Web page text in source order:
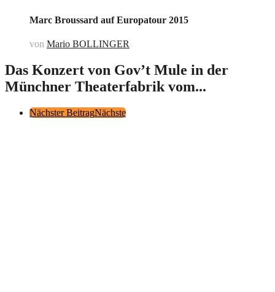
Marc Broussard auf Europatour 2015
von Mario BOLLINGER
Das Konzert von Gov’t Mule in der
Münchner Theaterfabrik vom...
PostNächster BeitragNächste